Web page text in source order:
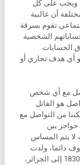
ويجب على كل
أن غالبية
تقوم بسرقة
الشخصية
الحسابات
أي هدف تجاري أو
مع أي شخص
هو القاتل
من التواصل مع
بين
لا يتم المساس
دائما، ولدت
بعد دخول فرنسا المستعمرة في منتصف 1830 إلى الجزائر،